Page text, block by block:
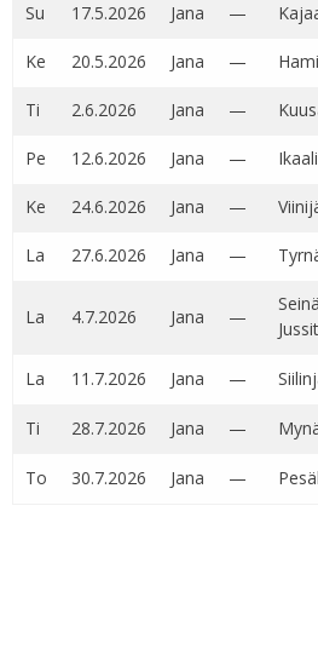
Su 17.5.2026 Jana —
Ke 20.5.2026 Jana —
Ti 2.6.2026 Jana —
Pe 12.6.2026 Jana —
Ke 24.6.2026 Jana —
La 27.6.2026 Jana —
La 4.7.2026 Jana —
Jussit
La 11.7.2026 Jana —
Ti 28.7.2026 Jana —
To 30.7.2026 Jana —